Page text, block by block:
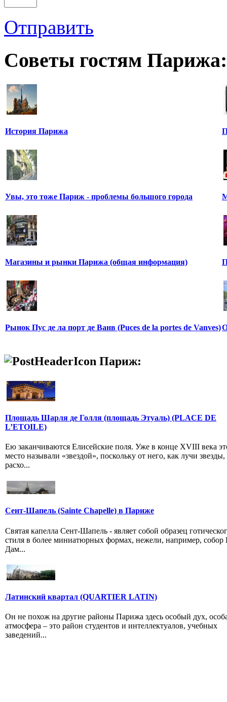
Отправить
Советы гостям Парижа:
История Парижа
Увы, это тоже Париж - проблемы большого города
Магазины и рынки Парижа (общая информация)
Рынок Пус де ла порт де Ванв (Puces de la portes de Vanves)
Париж:
Площадь Шарля де Голля (площадь Этуаль) (PLACE DE
L’ETOILE)
Ею заканчиваются Елисейские поля. Уже в конце XVIII века
место называли «звездой», поскольку от него, как лучи звезды,
расхо...
Сент-Шапель (Sainte Chapelle) в Париже
Святая капелла Сент-Шапель - являет собой образец
стиля в более миниатюрных формах, нежели, например, собор
Дам...
Латинский квартал (QUARTIER LATIN)
Он не похож на другие районы Парижа здесь особый дух,
атмосфера – это район студентов и интеллектуалов, учебных
заведений...